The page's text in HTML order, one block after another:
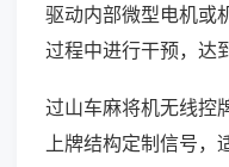
驱动内部微型电机或
过程中进行干预，达
过山车麻将机无线控
上牌结构定制信号